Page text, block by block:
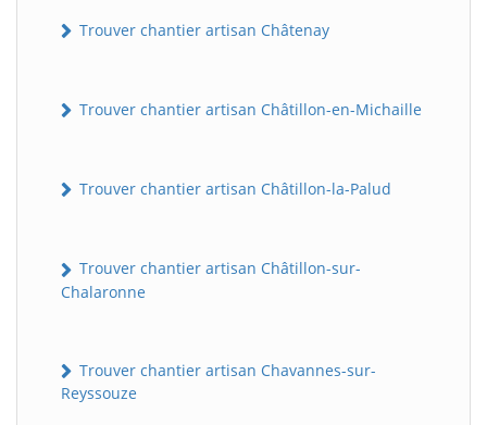
Trouver chantier artisan Châtenay
Trouver chantier artisan Châtillon-en-Michaille
Trouver chantier artisan Châtillon-la-Palud
Trouver chantier artisan Châtillon-sur-
Chalaronne
Trouver chantier artisan Chavannes-sur-
Reyssouze